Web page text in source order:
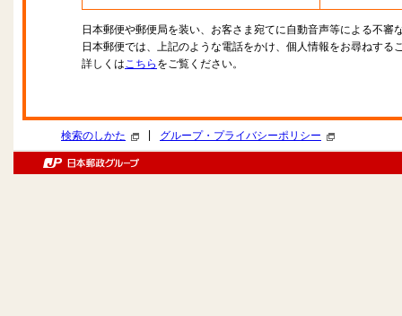
日本郵便や郵便局を装い、お客さま宛てに自動音声等による不審
日本郵便では、上記のような電話をかけ、個人情報をお尋ねする
詳しくはこちら をご覧ください。
検索のしかた グループ・プライバシーポリシー